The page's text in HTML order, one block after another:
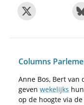
Columns
Anne Bos, Bert van
geven wekelijks
op de hoogte via